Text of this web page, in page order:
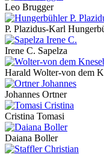
Leo Brugger
P. Plazidus-Karl
Irene C. Sapelza
Harald Wolter-von dem
Johannes Ortner
Cristina Tomasi
Daiana Boller